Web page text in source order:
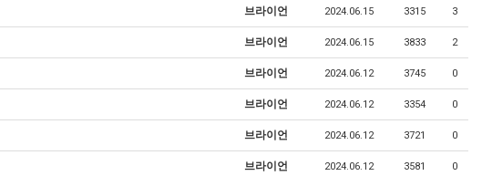
브라이언 2024.06.15 3315 3
브라이언 2024.06.15 3833 2
브라이언 2024.06.12 3745 0
브라이언 2024.06.12 3354 0
브라이언 2024.06.12 3721 0
브라이언 2024.06.12 3581 0